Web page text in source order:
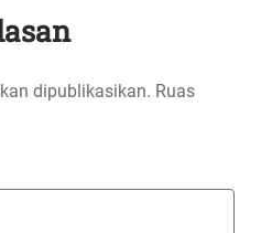
dipublikasikan. Ruas